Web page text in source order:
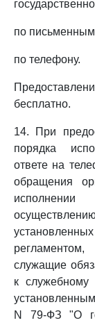
по
по телефону.
бесплатно.
14. При
порядка
ответе на
обращения
исполнении
служащие
к служебному
N 79-ФЗ "О